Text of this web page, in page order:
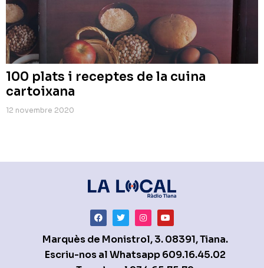
100 plats i receptes de la cuina
cartoixana
12 novembre 2020
Marquès de Monistrol, 3. 08391, Tiana.
Escriu-nos al Whatsapp609.16.45.02